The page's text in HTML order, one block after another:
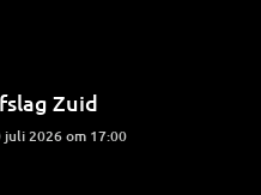
Zuid
juli 2026 om 17:00